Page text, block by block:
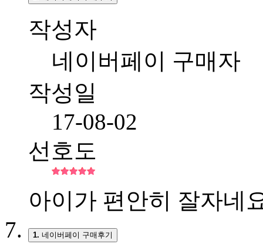
작성자
네이버페이 구매자
작성일
17-08-02
선호도
아이가 편안히 잘자네
1. 네이버페이 구매후기